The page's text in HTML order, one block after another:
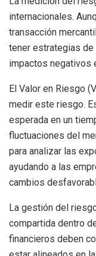
internacionales.
transacción
tener estrategias
impactos negativos
El Valor en Riesgo
medir este riesgo.
esperada en un
fluctuaciones del
para analizar las
ayudando a las
cambios
La gestión del
compartida dentro
financieros deben